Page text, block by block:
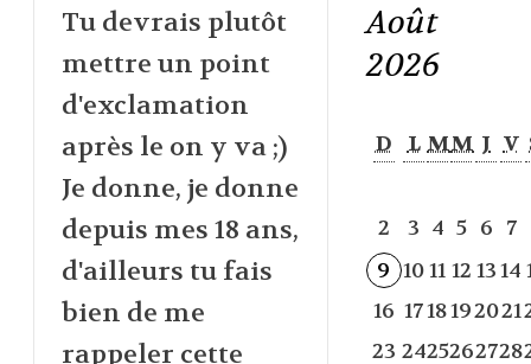
Tu devrais plutôt
mettre un point
d'exclamation
après le on y va ;)
Je donne, je donne
depuis mes 18 ans,
d'ailleurs tu fais
bien de me
rappeler cette
Août
2026
D L MM J V
2 3 4 5 6 7
9 1011 12 1314
16 1718192021
23 2425262728